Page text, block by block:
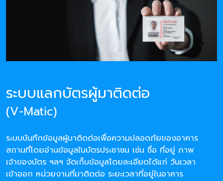
ระบบแลกบัตรผู้มาติดต่อ
(V-Matic)
ระบบบันทึกข้อมูลผู้มาติดต่อเพื่อความปลอดภัยของอาคาร
สถานที่โดยอ่านข้อมูลในบัตรประชาชน เช่น ชื่อ ที่อยู่ ภาพ
เจ้าของบัตร ฯลฯ จัดเก็บข้อมูลโดยละเอียดได้แก่ วันเวลา
เข้าออก หน่วยงานที่มาติดต่อ ระยะเวลาที่อยู่ในอาคาร